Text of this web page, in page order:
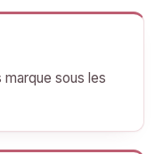
sous les